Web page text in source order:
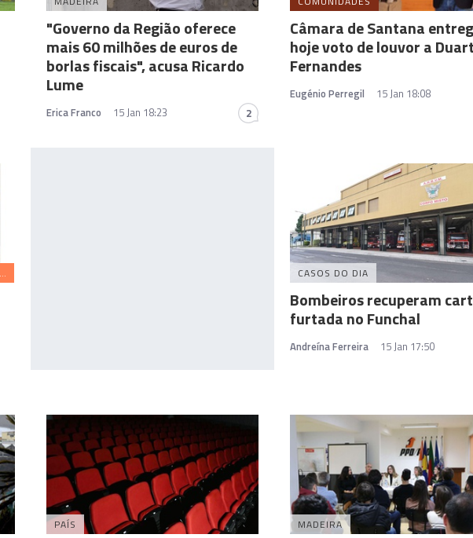
"Governo da Região oferece
mais 60 milhões de euros de
borlas fiscais", acusa Ricardo
Lume
Erica Franco 15 Jan 18:23 2
Câmara de Santana
hoje voto de louvor a
Fernandes
Eugénio Perregil 15 Jan 18:08
CASOS DO DIA
Bombeiros recuperam
furtada no Funchal
Andreína Ferreira 15 Jan 17:50
PAÍS MADEIRA